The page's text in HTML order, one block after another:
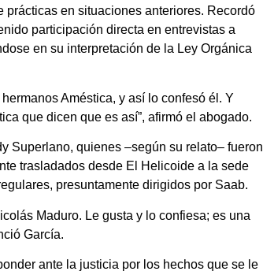
en situaciones anteriores. Recordó
participación directa en entrevistas a
en su interpretación de la Ley Orgánica
Améstica, y así lo confesó él. Y
que dicen que es así”, afirmó el abogado.
Superlano, quienes –según su relato– fueron
trasladados desde El Helicoide a la sede
presuntamente dirigidos por Saab.
Maduro. Le gusta y lo confiesa; es una
García.
ante la justicia por los hechos que se le